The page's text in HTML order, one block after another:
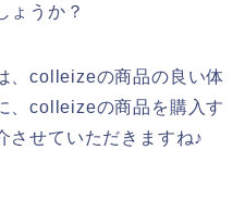
ょうか？
、colleizeの商品の良い体
、colleizeの商品を購入す
させていただきますね♪